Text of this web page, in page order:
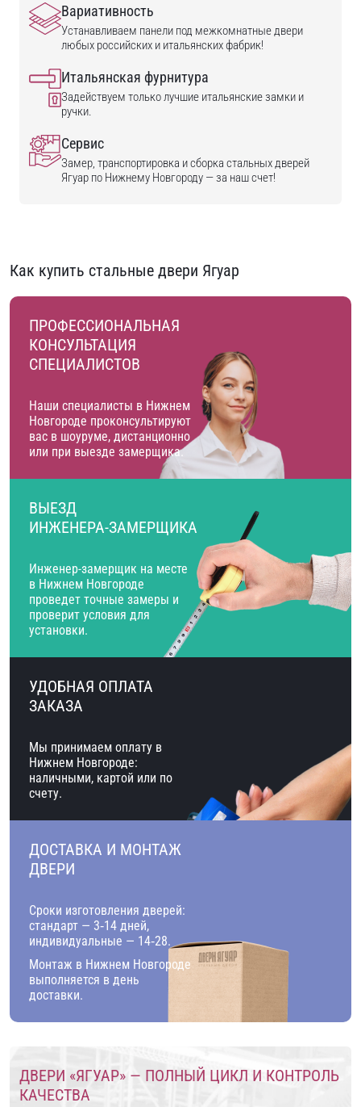
Вариативность
Устанавливаем панели под межкомнатные двери
любых российских и итальянских фабрик!
Итальянская фурнитура
Задействуем только лучшие итальянские замки и
ручки.
Сервис
Замер, транспортировка и сборка стальных дверей
Ягуар по Нижнему Новгороду — за наш счет!
Как купить стальные двери Ягуар
ПРОФЕССИОНАЛЬНАЯ
КОНСУЛЬТАЦИЯ
СПЕЦИАЛИСТОВ
Наши специалисты в Нижнем
Новгороде проконсультируют
вас в шоуруме, дистанционно
или при выезде замерщика.
ВЫЕЗД
ИНЖЕНЕРА-ЗАМЕРЩИКА
Инженер-замерщик на месте
в Нижнем Новгороде
проведет точные замеры и
проверит условия для
установки.
УДОБНАЯ ОПЛАТА
ЗАКАЗА
Мы принимаем оплату в
Нижнем Новгороде:
наличными, картой или по
счету.
ДОСТАВКА И МОНТАЖ
ДВЕРИ
Сроки изготовления дверей:
стандарт — 3‑14 дней,
индивидуальные — 14‑28.
Монтаж в Нижнем Новгороде
выполняется в день
доставки.
ДВЕРИ «ЯГУАР» — ПОЛНЫЙ ЦИКЛ И КОНТРОЛЬ
КАЧЕСТВА